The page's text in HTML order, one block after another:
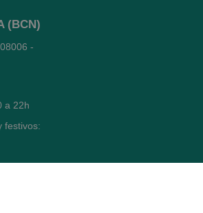
(BCN)
08006 -
a 22h
festivos: